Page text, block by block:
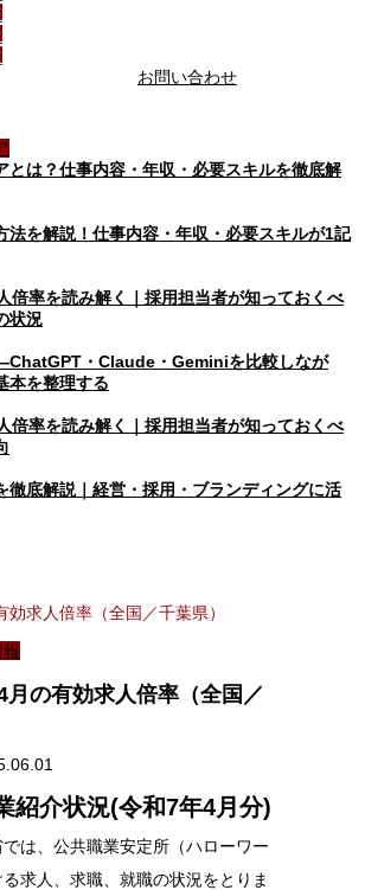
お問い合わせ
とは？仕事内容・年収・必要スキルを徹底解
法を解説！仕事内容・年収・必要スキルが1記
倍率を読み解く｜採用担当者が知っておくべ
状況
・Claude・Geminiを比較しなが
本を整理する
倍率を読み解く｜採用担当者が知っておくべ
徹底解説｜経営・採用・ブランディングに活
効求人倍率（全国／千葉県）
月の有効求人倍率（全国／
紹介状況(令和7年4月分)
は、公共職業安定所（ハローワー
求人、求職、就職の状況をとりま